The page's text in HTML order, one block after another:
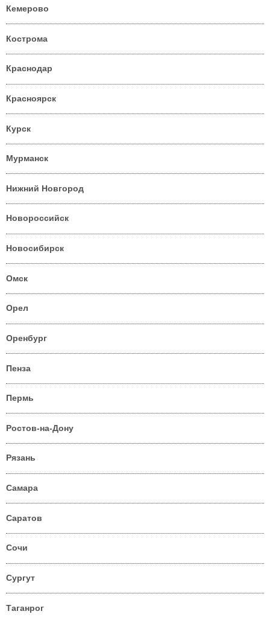
Кемерово
Кострома
Краснодар
Красноярск
Курск
Мурманск
Нижний Новгород
Новороссийск
Новосибирск
Омск
Орел
Оренбург
Пенза
Пермь
Ростов-на-Дону
Рязань
Самара
Саратов
Сочи
Сургут
Таганрог